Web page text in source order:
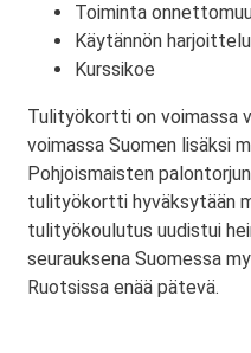
Toiminta
Käytännön
Kurssikoe
Tulityökortti on voimassa
voimassa Suomen lisäksi
Pohjoismaisten
tulityökortti hyväksytään
tulityökoulutus uudistui
seurauksena Suomessa
Ruotsissa enää pätevä.